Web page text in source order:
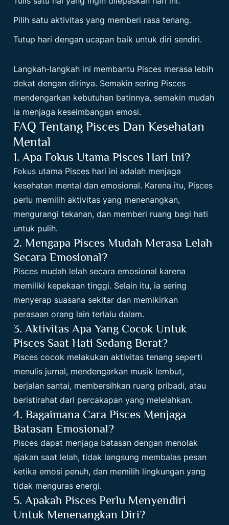
Pilih satu aktivitas yang memberi rasa tenang.
Tutup hari dengan ucapan baik untuk diri sendiri.
Langkah-langkah ini membantu Pisces merasa lebih
dekat dengan dirinya. Semakin sering Pisces
mendengarkan kebutuhan batinnya, semakin mudah
ia menjaga keseimbangan emosi.
FAQ Tentang Pisces Dan Kesehatan
Mental
1. Apa Fokus Utama Pisces Hari Ini?
Fokus utama Pisces hari ini adalah menjaga
kesehatan mental dan emosional. Karena itu, Pisces
perlu memilih aktivitas yang menenangkan,
mengurangi tekanan, dan memberi ruang bagi hati
untuk pulih.
2. Mengapa Pisces Mudah Merasa Lelah
Secara Emosional?
Pisces mudah lelah secara emosional karena
memiliki kepekaan tinggi. Selain itu, ia sering
menyerap suasana sekitar dan memikirkan
perasaan orang lain terlalu dalam.
3. Aktivitas Apa Yang Cocok Untuk
Pisces Saat Hati Sedang Berat?
Pisces cocok melakukan aktivitas tenang seperti
menulis jurnal, mendengarkan musik lembut,
berjalan santai, membersihkan ruang pribadi, atau
beristirahat dari percakapan yang melelahkan.
4. Bagaimana Cara Pisces Menjaga
Batasan Emosional?
Pisces dapat menjaga batasan dengan menolak
ajakan saat lelah, tidak langsung membalas pesan
ketika emosi penuh, dan memilih lingkungan yang
tidak menguras energi.
5. Apakah Pisces Perlu Menyendiri
Untuk Menenangkan Diri?